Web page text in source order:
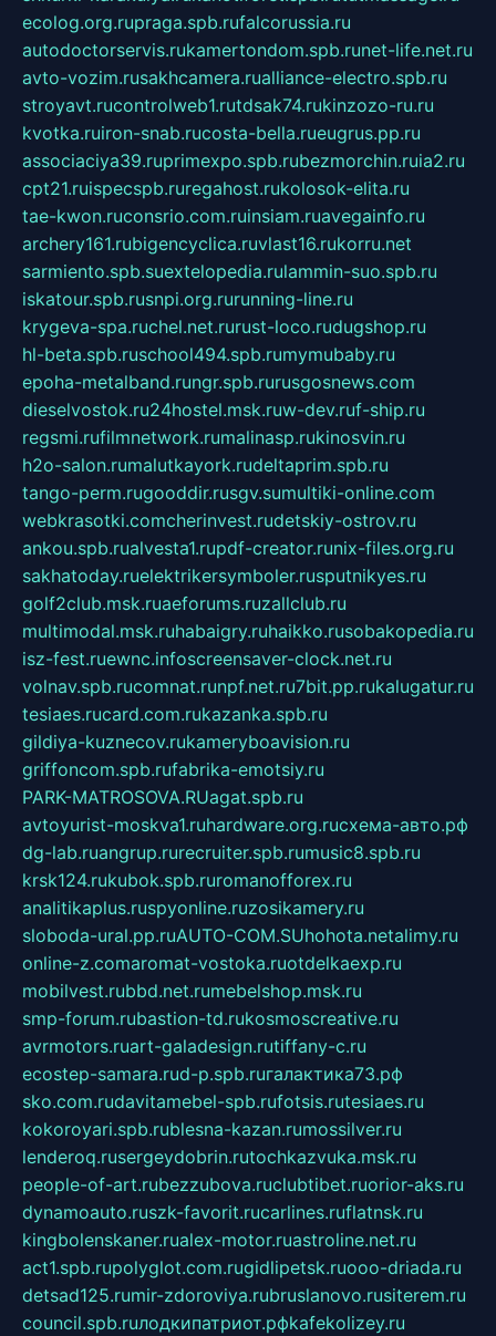
ecolog.org.rupraga.spb.rufalcorussia.ru
autodoctorservis.rukamertondom.spb.runet-life.net.ru
avto-vozim.rusakhcamera.rualliance-electro.spb.ru
stroyavt.rucontrolweb1.rutdsak74.rukinzozo-ru.ru
kvotka.ruiron-snab.rucosta-bella.rueugrus.pp.ru
associaciya39.ruprimexpo.spb.rubezmorchin.ruia2.ru
cpt21.ruispecspb.ruregahost.rukolosok-elita.ru
tae-kwon.ruconsrio.com.ruinsiam.ruavegainfo.ru
archery161.rubigencyclica.ruvlast16.rukorru.net
sarmiento.spb.suextelopedia.rulammin-suo.spb.ru
iskatour.spb.rusnpi.org.rurunning-line.ru
krygeva-spa.ruchel.net.rurust-loco.rudugshop.ru
hl-beta.spb.ruschool494.spb.rumymubaby.ru
epoha-metalband.rungr.spb.rurusgosnews.com
dieselvostok.ru24hostel.msk.ruw-dev.ruf-ship.ru
regsmi.rufilmnetwork.rumalinasp.rukinosvin.ru
h2o-salon.rumalutkayork.rudeltaprim.spb.ru
tango-perm.rugooddir.rusgv.sumultiki-online.com
webkrasotki.comcherinvest.rudetskiy-ostrov.ru
ankou.spb.rualvesta1.rupdf-creator.runix-files.org.ru
sakhatoday.ruelektrikersymboler.rusputnikyes.ru
golf2club.msk.ruaeforums.ruzallclub.ru
multimodal.msk.ruhabaigry.ruhaikko.rusobakopedia.ru
isz-fest.ruewnc.infoscreensaver-clock.net.ru
volnav.spb.rucomnat.runpf.net.ru7bit.pp.rukalugatur.ru
tesiaes.rucard.com.rukazanka.spb.ru
gildiya-kuznecov.rukameryboavision.ru
griffoncom.spb.rufabrika-emotsiy.ru
PARK-MATROSOVA.RUagat.spb.ru
avtoyurist-moskva1.ruhardware.org.ruсхема-авто.рф
dg-lab.ruangrup.rurecruiter.spb.rumusic8.spb.ru
krsk124.rukubok.spb.ruromanofforex.ru
analitikaplus.ruspyonline.ruzosikamery.ru
sloboda-ural.pp.ruAUTO-COM.SUhohota.netalimy.ru
online-z.comaromat-vostoka.ruotdelkaexp.ru
mobilvest.rubbd.net.rumebelshop.msk.ru
smp-forum.rubastion-td.rukosmoscreative.ru
avrmotors.ruart-galadesign.rutiffany-c.ru
ecostep-samara.rud-p.spb.ruгалактика73.рф
sko.com.rudavitamebel-spb.rufotsis.rutesiaes.ru
kokoroyari.spb.rublesna-kazan.rumossilver.ru
lenderoq.rusergeydobrin.rutochkazvuka.msk.ru
people-of-art.rubezzubova.ruclubtibet.ruorior-aks.ru
dynamoauto.ruszk-favorit.rucarlines.ruflatnsk.ru
kingbolenskaner.rualex-motor.ruastroline.net.ru
act1.spb.rupolyglot.com.rugidlipetsk.ruooo-driada.ru
detsad125.rumir-zdoroviya.rubruslanovo.rusiterem.ru
council.spb.ruлодкипатриот.рфkafekolizey.ru